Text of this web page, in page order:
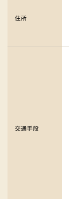
住所
交通手段